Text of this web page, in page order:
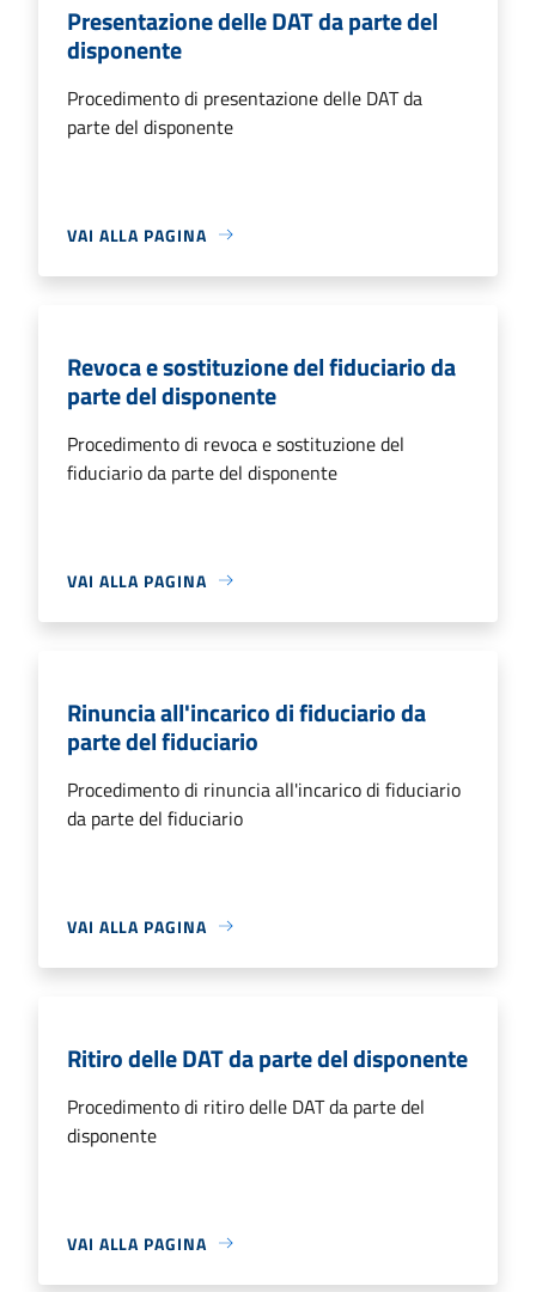
Presentazione delle DAT da parte del
disponente
Procedimento di presentazione delle DAT da
parte del disponente
VAI ALLA PAGINA
Revoca e sostituzione del fiduciario da
parte del disponente
Procedimento di revoca e sostituzione del
fiduciario da parte del disponente
VAI ALLA PAGINA
Rinuncia all'incarico di fiduciario da
parte del fiduciario
Procedimento di rinuncia all'incarico di fiduciario
da parte del fiduciario
VAI ALLA PAGINA
Ritiro delle DAT da parte del disponente
Procedimento di ritiro delle DAT da parte del
disponente
VAI ALLA PAGINA